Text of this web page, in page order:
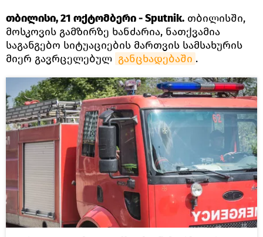
თბილისი, 21 ოქტომბერი - Sputnik. თბილისში,
მოსკოვის გამზირზე ხანძარია, ნათქვამია
საგანგებო სიტუაციების მართვის სამსახურის
მიერ გავრცელებულ განცხადებაში .